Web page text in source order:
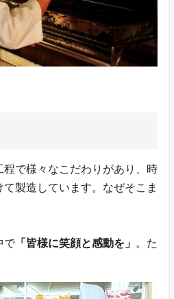
で様々なこだわりがあり、時
製造しています。なぜそこま
で 「皆様に笑顔と感動を」 。た